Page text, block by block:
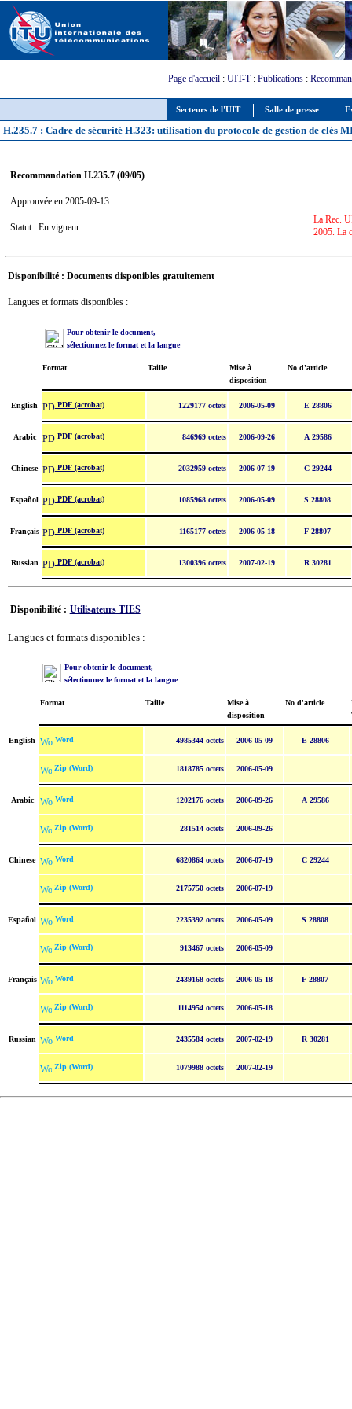
Secteurs de l'UIT Salle de presse
Page d'accueil : UIT-T: Publications :
H.235.7 : Cadre de sécurité H.323: utilisation du protocole de gestion de clés
Recommandation H.235.7 (09/05)
Approuvée en 2005-09-13
Statut : En vigueur
La Rec.
2005. La
Disponibilité : Documents disponibles gratuitement
Langues et formats disponibles :
Pour obtenir le document,
sélectionnez le format et la langue
Format Taille
Mise à
disposition
No d'article
English PDF (acrobat) 1229177 octets 2006-05-09 E 28806
Arabic PDF (acrobat) 846969 octets 2006-09-26 A 29586
Chinese PDF (acrobat) 2032959 octets 2006-07-19 C 29244
Español PDF (acrobat) 1085968 octets 2006-05-09 S 28808
Français PDF (acrobat) 1165177 octets 2006-05-18 F 28807
Russian PDF (acrobat) 1300396 octets 2007-02-19 R 30281
Disponibilité : Utilisateurs TIES
Langues et formats disponibles :
Pour obtenir le document,
sélectionnez le format et la langue
Format Taille
Mise à
disposition
No d'article
English Word 4985344 octets 2006-05-09 E 28806
Zip (Word) 1818785 octets 2006-05-09
Arabic Word 1202176 octets 2006-09-26 A 29586
Zip (Word) 281514 octets 2006-09-26
Chinese Word 6820864 octets 2006-07-19 C 29244
Zip (Word) 2175750 octets 2006-07-19
Español Word 2235392 octets 2006-05-09 S 28808
Zip (Word) 913467 octets 2006-05-09
Français Word 2439168 octets 2006-05-18 F 28807
Zip (Word) 1114954 octets 2006-05-18
Russian Word 2435584 octets 2007-02-19 R 30281
Zip (Word) 1079988 octets 2007-02-19